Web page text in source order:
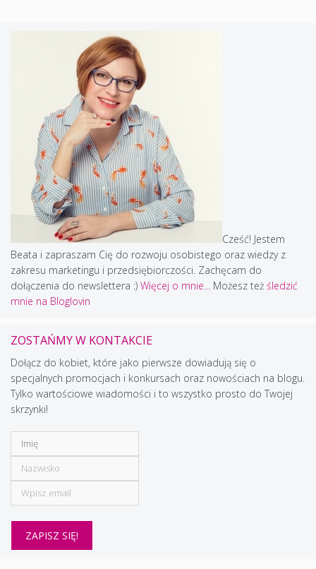
Cześć! Jestem
Beata i zapraszam Cię do rozwoju osobistego oraz wiedzy z
zakresu marketingu i przedsiębiorczości. Zachęcam do
dołączenia do newslettera :) Więcej o mnie... Możesz też śledzić
mnie na Bloglovin
ZOSTAŃMY W KONTAKCIE
Dołącz do kobiet, które jako pierwsze dowiadują się o
specjalnych promocjach i konkursach oraz nowościach na blogu.
Tylko wartościowe wiadomości i to wszystko prosto do Twojej
skrzynki!